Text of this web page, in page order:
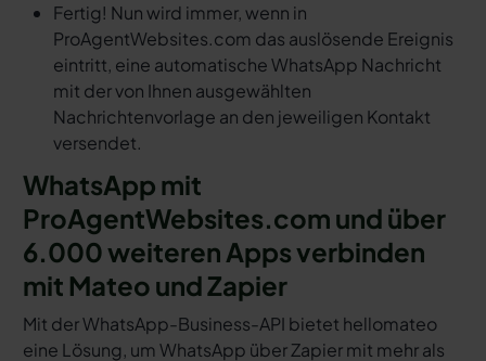
Fertig! Nun wird immer, wenn in
ProAgentWebsites.com das auslösende Ereignis
eintritt, eine automatische WhatsApp Nachricht
mit der von Ihnen ausgewählten
Nachrichtenvorlage an den jeweiligen Kontakt
versendet.
WhatsApp mit
ProAgentWebsites.com und über
6.000 weiteren Apps verbinden
mit Mateo und Zapier
Mit der WhatsApp-Business-API bietet hellomateo
eine Lösung, um WhatsApp über Zapier mit mehr als